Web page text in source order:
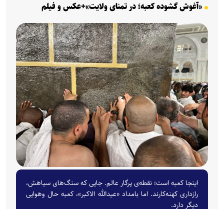
‌«آغوش گشوده کعبه؛ در تمنای ولایت»+عکس و فیلم
اینجا کعبه است؛ نقطه‌ی پرگار عالم. جایی که سنگ‌های سیاهش،
رازداری کهنه‌کارند. اما بامداد «عیدالله الاکبر»، کعبه حال وهوایی
دیگر دارد.